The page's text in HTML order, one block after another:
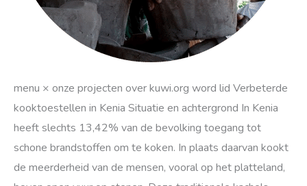
menu × onze projecten over kuwi.org word lid Verbeterde
kooktoestellen in Kenia Situatie en achtergrond In Kenia
heeft slechts 13,42% van de bevolking toegang tot
schone brandstoffen om te koken. In plaats daarvan kookt
de meerderheid van de mensen, vooral op het platteland,